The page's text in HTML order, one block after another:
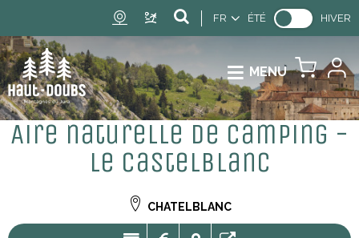
FR ÉTÉ HIVER
MENU
Aire naturelle de camping -
Le Castelblanc
CHATELBLANC